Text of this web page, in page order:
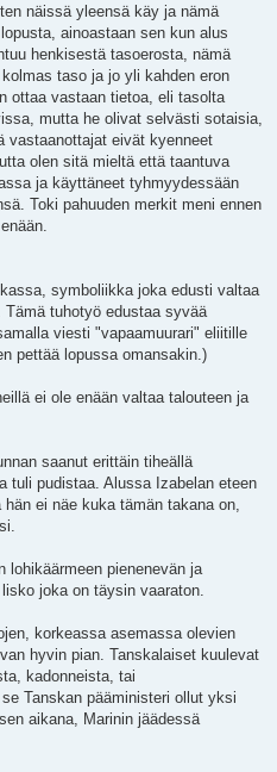
näissä yleensä käy ja nämä
ainoastaan sen kun alus
henkisestä tasoerosta, nämä
taso ja jo yli kahden eron
ottaa vastaan tietoa, eli tasolta
mutta he olivat selvästi sotaisia,
vastaanottajat eivät kyenneet
olen sitä mieltä että taantuva
ja käyttäneet tyhmyydessään
Toki pahuuden merkit meni ennen
symboliikka joka edusti valtaa
tuhotyö edustaa syvää
viesti "vapaamuurari" eliitille
pettää lopussa omansakin.)
ei ole enään valtaa talouteen ja
saanut erittäin tiheällä
tuli pudistaa. Alussa Izabelan eteen
ei näe kuka tämän takana on,
lohikäärmeen pienenevän ja
joka on täysin vaaraton.
korkeassa asemassa olevien
hyvin pian. Tanskalaiset kuulevat
kadonneista, tai
Tanskan pääministeri ollut yksi
aikana, Marinin jäädessä